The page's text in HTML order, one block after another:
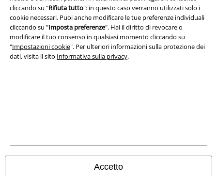
cliccando su "Rifiuta tutto": in questo caso verranno utilizzati solo i
cookie necessari. Puoi anche modificare le tue preferenze individuali
cliccando su "Imposta preferenze". Hai il diritto di revocare o
modificare il tuo consenso in qualsiasi momento cliccando su
"Impostazioni cookie". Per ulteriori informazioni sulla protezione dei
dati, visita il sito Informativa sulla privacy.
Accetto
Redazione
Legge sulla Privacy
Smaltimento rifiuti e protezione dell’ambiente
I prezzi sono IVA compresa. Spese ditrasporto escluse
© 1986-2026 EMP Mailorder Italia S.r.l.